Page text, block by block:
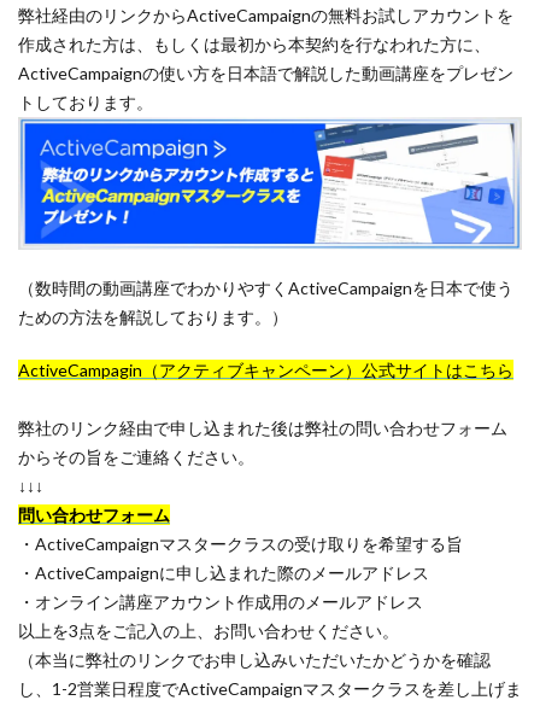
弊社経由のリンクからActiveCampaignの無料お試しアカウントを
作成された方は、もしくは最初から本契約を行なわれた方に、
ActiveCampaignの使い方を日本語で解説した動画講座をプレゼン
トしております。
（数時間の動画講座でわかりやすくActiveCampaignを日本で使う
ための方法を解説しております。）
ActiveCampagin（アクティブキャンペーン）公式サイトはこちら
弊社のリンク経由で申し込まれた後は弊社の問い合わせフォーム
からその旨をご連絡ください。
↓↓↓
問い合わせフォーム
・ActiveCampaignマスタークラスの受け取りを希望する旨
・ActiveCampaignに申し込まれた際のメールアドレス
・オンライン講座アカウント作成用のメールアドレス
以上を3点をご記入の上、お問い合わせください。
（本当に弊社のリンクでお申し込みいただいたかどうかを確認
し、1-2営業日程度でActiveCampaignマスタークラスを差し上げま